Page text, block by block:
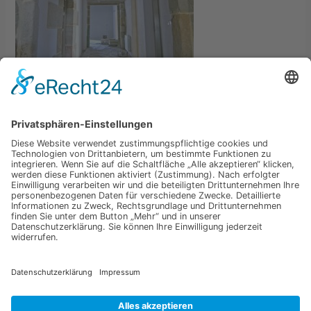
Schreibe einen Kommentar
Du musstangemeldetsein, um einen Kommentar
abzugeben.